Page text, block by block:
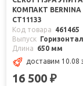
КОМПАКТ BERNINA
CT11133
Код товара
461465
Выпуск
Длина
650 мм
доставим 10.08
16 500 ₽